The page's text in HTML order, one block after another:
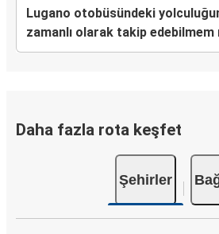
Lugano otobüsündeki
zamanlı olarak takip edebilmem
Daha fazla rota keşfet
Şehirler